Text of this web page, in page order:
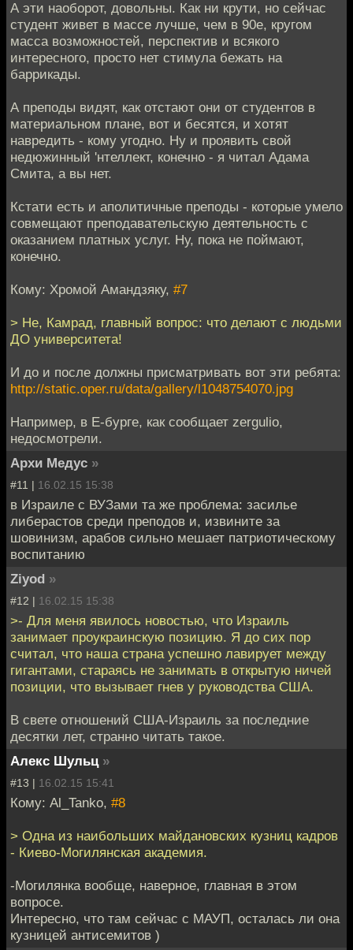
А эти наоборот, довольны. Как ни крути, но сейчас
студент живет в массе лучше, чем в 90е, кругом
масса возможностей, перспектив и всякого
интересного, просто нет стимула бежать на
баррикады.
А преподы видят, как отстают они от студентов в
материальном плане, вот и бесятся, и хотят
навредить - кому угодно. Ну и проявить свой
недюжинный 'нтеллект, конечно - я читал Адама
Смита, а вы нет.
Кстати есть и аполитичные преподы - которые умело
совмещают преподавательскую деятельность с
оказанием платных услуг. Ну, пока не поймают,
конечно.
Кому: Хромой Амандзяку, #7
> Не, Камрад, главный вопрос: что делают с людьми
ДО университета!
И до и после должны присматривать вот эти ребята:
http://static.oper.ru/data/gallery/l1048754070.jpg
Например, в Е-бурге, как сообщает zergulio,
недосмотрели.
Архи Медус »
#11 | 16.02.15 15:38
в Израиле с ВУЗами та же проблема: засилье
либерастов среди преподов и, извините за
шовинизм, арабов сильно мешает патриотическому
воспитанию
Ziyod »
#12 | 16.02.15 15:38
>- Для меня явилось новостью, что Израиль
занимает проукраинскую позицию. Я до сих пор
считал, что наша страна успешно лавирует между
гигантами, стараясь не занимать в открытую ничей
позиции, что вызывает гнев у руководства США.
В свете отношений США-Израиль за последние
десятки лет, странно читать такое.
Алекс Шульц »
#13 | 16.02.15 15:41
Кому: Al_Tanko, #8
> Одна из наибольших майдановских кузниц кадров
- Киево-Могилянская академия.
-Могилянка вообще, наверное, главная в этом
вопросе.
Интересно, что там сейчас с МАУП, осталась ли она
кузницей антисемитов )